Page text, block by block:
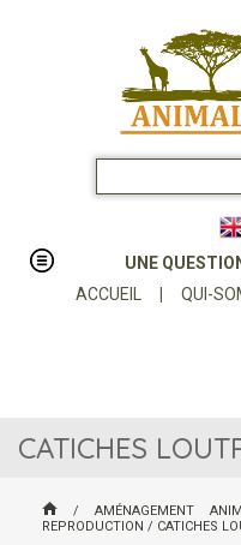
UNE
ACCUEIL
QUI-
CATICHES
/AMÉNAGEMENT
REPRODUCTION / CATICHES